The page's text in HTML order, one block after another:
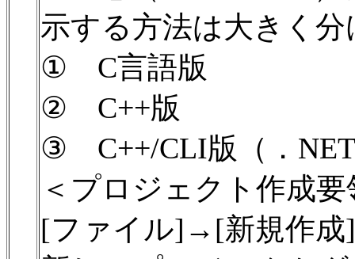
示する方法は大きく
① C言語版
② C++版
③ C++/CLI版（．
＜プロジェクト作成要
[ファイル]→[新規作